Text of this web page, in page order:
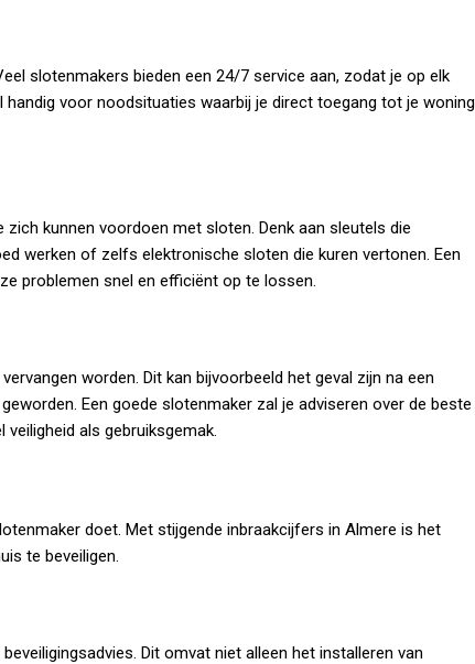
slotenmakers bieden een 24/7 service aan, zodat je op elk
voor noodsituaties waarbij je direct toegang tot je woning
kunnen voordoen met sloten. Denk aan sleutels die
werken of zelfs elektronische sloten die kuren vertonen. Een
problemen snel en efficiënt op te lossen.
worden. Dit kan bijvoorbeeld het geval zijn na een
Een goede slotenmaker zal je adviseren over de beste
als gebruiksgemak.
doet. Met stijgende inbraakcijfers in Almere is het
te beveiligen.
Dit omvat niet alleen het installeren van